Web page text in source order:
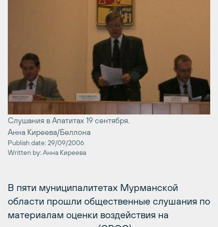
Cлушания в Апатитах 19 сентября.
Анна Киреева/Беллона
Publish date: 29/09/2006
Written by: Анна Киреева
В пяти муниципалитетах Мурманской
области прошли общественные слушания по
материалам оценки воздействия на